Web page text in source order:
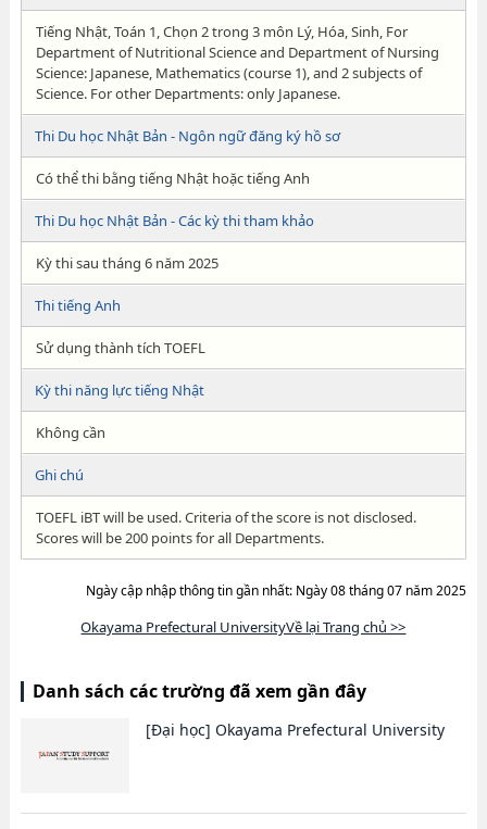
Tiếng Nhật, Toán 1, Chọn 2 trong 3 môn Lý, Hóa, Sinh, For
Department of Nutritional Science and Department of Nursing
Science: Japanese, Mathematics (course 1), and 2 subjects of
Science. For other Departments: only Japanese.
Thi Du học Nhật Bản - Ngôn ngữ đăng ký hồ sơ
Có thể thi bằng tiếng Nhật hoặc tiếng Anh
Thi Du học Nhật Bản - Các kỳ thi tham khảo
Kỳ thi sau tháng 6 năm 2025
Thi tiếng Anh
Sử dụng thành tích TOEFL
Kỳ thi năng lực tiếng Nhật
Không cần
Ghi chú
TOEFL iBT will be used. Criteria of the score is not disclosed.
Scores will be 200 points for all Departments.
Ngày cập nhập thông tin gần nhất: Ngày 08 tháng 07 năm 2025
Okayama Prefectural UniversityVề lại Trang chủ >>
Danh sách các trường đã xem gần đây
[Đại học] Okayama Prefectural University